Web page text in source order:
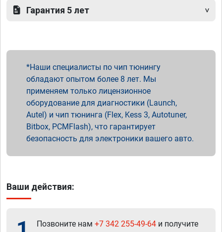
Гарантия 5 лет
Наши специалисты по чип тюнингу
обладают опытом более 8 лет. Мы
применяем только лицензионное
оборудование для диагностики (Launch,
Autel) и чип тюнинга (Flex, Kess 3, Autotuner,
Bitbox, PCMFlash), что гарантирует
безопасность для электроники вашего авто.
Ваши действия:
Позвоните нам +7 342 255-49-64 и получите